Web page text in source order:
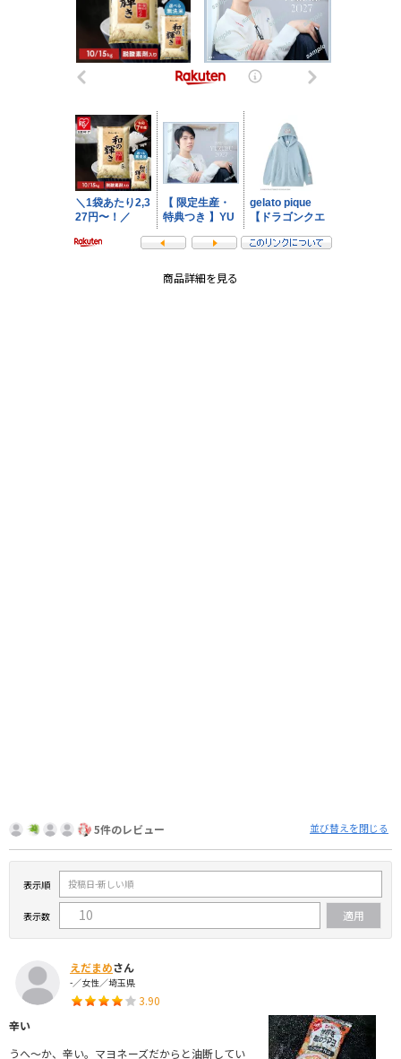
商品詳細を見る
5件のレビュー 並び替えを閉じる
表示順
表示数
えだまめさん
-／女性／埼玉県
3.90
辛い
うへ～か、辛い。マヨネーズだからと油断してい